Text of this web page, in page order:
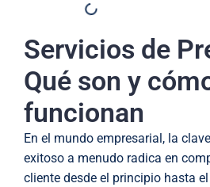
Servicios de
Qué son y
funcionan
En el mundo empresarial, la
exitoso a menudo radica en
cliente desde el principio hasta